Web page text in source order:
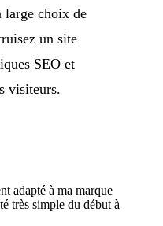
large choix de
un site
SEO et
visiteurs.
adapté à ma marque
très simple du début à